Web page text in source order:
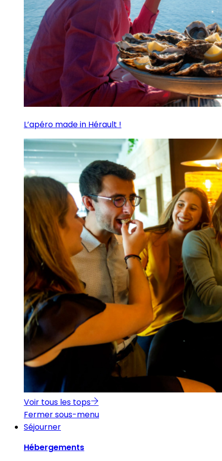
L’apéro made in Hérault !
Voir tous les tops
Fermer sous-menu
Séjourner
Hébergements